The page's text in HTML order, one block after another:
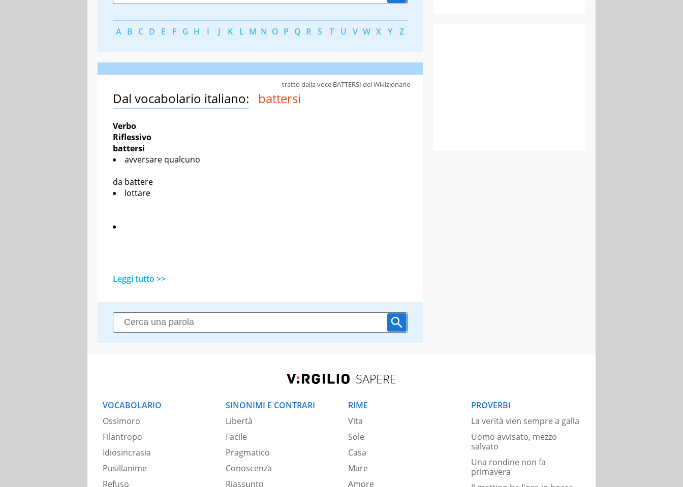
A B C D E F G H I J K L M N O P Q R S T U V W X Y Z
Dal vocabolario italiano: battersi
Verbo
Riflessivo
battersi
avversare qualcuno
da battere
lottare
Leggi tutto >>
tratto dalla voce BATTERSI del Wikizionario
SAPERE
VOCABOLARIO
Ossimoro
Filantropo
Idiosincrasia
Pusillanime
Refuso
SINONIMI E CONTRARI
Libertà
Facile
Pragmatico
Conoscenza
Riassunto
RIME
Vita
Sole
Casa
Mare
Amore
PROVERBI
La verità vien sempre a galla
Uomo avvisato, mezzo
salvato
Una rondine non fa
primavera